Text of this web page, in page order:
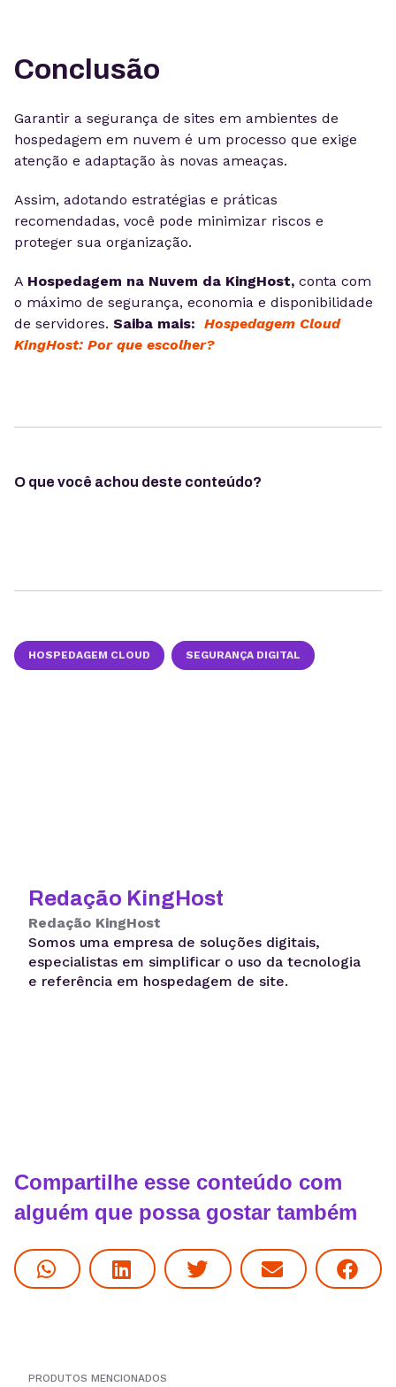
Conclusão
Garantir a segurança de sites em ambientes de
hospedagem em nuvem é um processo que exige
atenção e adaptação às novas ameaças.
Assim, adotando estratégias e práticas
recomendadas, você pode minimizar riscos e
proteger sua organização.
A Hospedagem na Nuvem da KingHost, conta com
o máximo de segurança, economia e disponibilidade
de servidores. Saiba mais: Hospedagem Cloud
KingHost: Por que escolher?
O que você achou deste conteúdo?
HOSPEDAGEM CLOUD SEGURANÇA DIGITAL
Redação KingHost
Redação KingHost
Somos uma empresa de soluções digitais,
especialistas em simplificar o uso da tecnologia
e referência em hospedagem de site.
Compartilhe esse conteúdo com
alguém que possa gostar também
PRODUTOS MENCIONADOS